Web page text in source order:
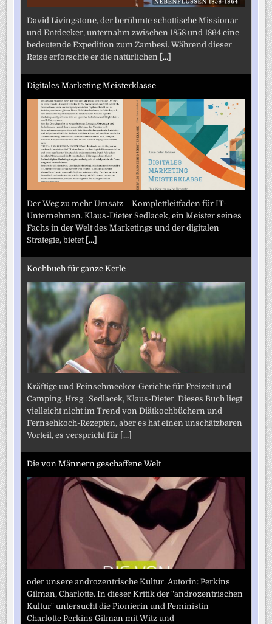
David Livingstone, der berühmte schottische Missionar
und Entdecker, unternahm zwischen 1858 und 1864 eine
bedeutende Expedition zum Zambesi. Während dieser
Reise erforschte er die natürlichen [...]
Digitales Marketing Meisterklasse
Der Weg zu mehr Umsatz – Komplettleitfaden für IT-
Unternehmen. Klaus-Dieter Sedlacek, ein Meister seines
Fachs in der Welt des Marketings und der digitalen
Strategie, bietet [...]
Kochbuch für ganze Kerle
Kräftige und Feinschmecker-Gerichte für Freizeit und
Camping. Hrsg.: Sedlacek, Klaus-Dieter. Dieses Buch liegt
vielleicht nicht im Trend von Diätkochbüchern und
Fernsehkoch-Rezepten, aber es hat einen unschätzbaren
Vorteil, es verspricht für [...]
Die von Männern geschaffene Welt
oder unsere androzentrische Kultur. Autorin: Perkins
Gilman, Charlotte. In dieser Kritik der "androzentrischen
Kultur" untersucht die Pionierin und Feministin
Charlotte Perkins Gilman mit Witz und